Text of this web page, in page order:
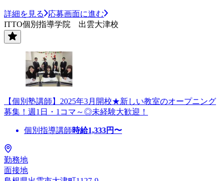
詳細を見る
応募画面に進む
ITTO個別指導学院 出雲大津校
【個別塾講師】2025年3月開校★新しい教室のオープニング
募集！週1日・1コマ～◎未経験大歓迎！
個別指導講師時給1,333円〜
勤務地
面接地